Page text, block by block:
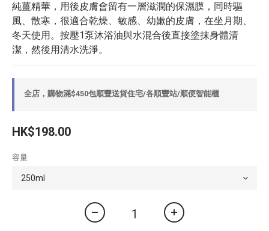
純薑精華，用後皮膚會留有一層滋潤的保濕膜，同時驅
風、散寒，很適合乾燥、敏感、幼嫰的皮膚，在坐月期、
冬天使用。按壓1泵沐浴油與水混合後直接塗抹身體清
潔，然後用清水洗淨。
全店，購物滿$450包順豐送貨住宅/各順豐站/順便智能櫃
HK$198.00
容量